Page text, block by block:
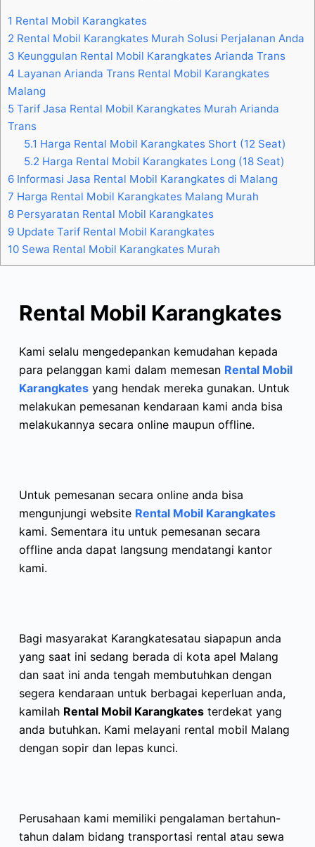
1 Rental Mobil Karangkates
2 Rental Mobil Karangkates Murah Solusi Perjalanan Anda
3 Keunggulan Rental Mobil Karangkates Arianda Trans
4 Layanan Arianda Trans Rental Mobil Karangkates
Malang
5 Tarif Jasa Rental Mobil Karangkates Murah Arianda
Trans
5.1 Harga Rental Mobil Karangkates Short (12 Seat)
5.2 Harga Rental Mobil Karangkates Long (18 Seat)
6 Informasi Jasa Rental Mobil Karangkates di Malang
7 Harga Rental Mobil Karangkates Malang Murah
8 Persyaratan Rental Mobil Karangkates
9 Update Tarif Rental Mobil Karangkates
10 Sewa Rental Mobil Karangkates Murah
Rental Mobil Karangkates
Kami selalu mengedepankan kemudahan kepada
para pelanggan kami dalam memesan Rental Mobil
Karangkatesyang hendak mereka gunakan. Untuk
melakukan pemesanan kendaraan kami anda bisa
melakukannya secara online maupun offline.
Untuk pemesanan secara online anda bisa
mengunjungi website Rental Mobil Karangkates
kami. Sementara itu untuk pemesanan secara
offline anda dapat langsung mendatangi kantor
kami.
Bagi masyarakat Karangkatesatau siapapun anda
yang saat ini sedang berada di kota apel Malang
dan saat ini anda tengah membutuhkan dengan
segera kendaraan untuk berbagai keperluan anda,
kamilah Rental Mobil Karangkatesterdekat yang
anda butuhkan. Kami melayani rental mobil Malang
dengan sopir dan lepas kunci.
Perusahaan kami memiliki pengalaman bertahun-
tahun dalam bidang transportasi rental atau sewa